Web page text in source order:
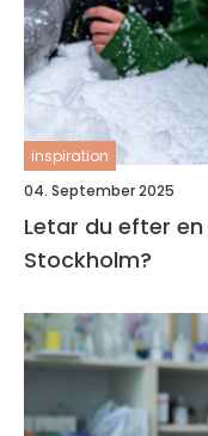
inspiration
04. September 2025
Letar du efter
Stockholm?